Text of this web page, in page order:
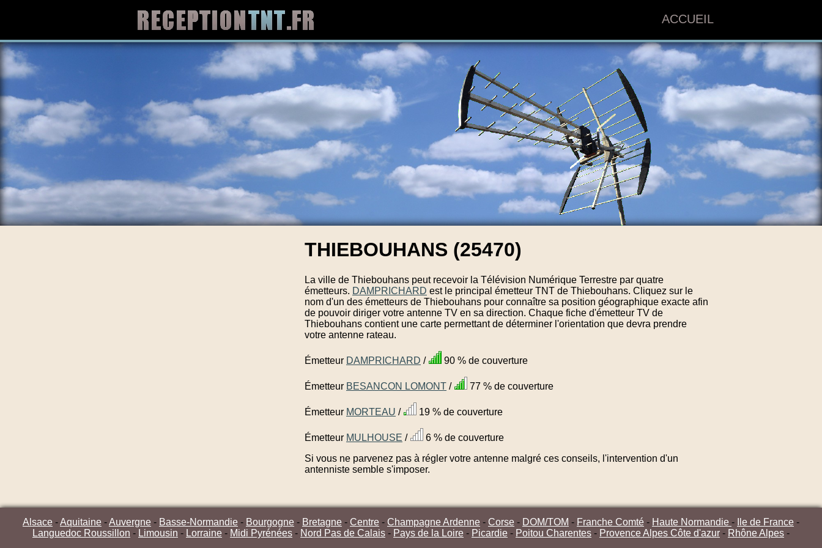
ACCUEIL
THIEBOUHANS (25470)
La ville de Thiebouhans peut recevoir la Télévision Numérique Terrestre par quatre
émetteurs. DAMPRICHARD est le principal émetteur TNT de Thiebouhans. Cliquez sur le
nom d'un des émetteurs de Thiebouhans pour connaître sa position géographique exacte afin
de pouvoir diriger votre antenne TV en sa direction. Chaque fiche d'émetteur TV de
Thiebouhans contient une carte permettant de déterminer l'orientation que devra prendre
votre antenne rateau.
Émetteur DAMPRICHARD / 90 % de couverture
Émetteur BESANCON LOMONT / 77 % de couverture
Émetteur MORTEAU / 19 % de couverture
Émetteur MULHOUSE /
6 % de couverture
Si vous ne parvenez pas à régler votre antenne malgré ces conseils, l'intervention d'un
antenniste semble s'imposer.
Alsace -Aquitaine -Auvergne - Basse-Normandie - Bourgogne - Bretagne - Centre - Champagne Ardenne - Corse - DOM/TOM - Franche Comté - Haute Normandie - Ile de France -
Languedoc Roussillon - Limousin - Lorraine - Midi Pyrénées - Nord Pas de Calais - Pays de la Loire - Picardie - Poitou Charentes - Provence Alpes Côte d'azur - Rhône Alpes -